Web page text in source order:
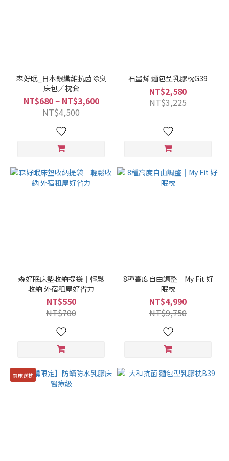
森好眠_日本銀纖維抗菌除臭
床包／枕套
NT$680 ~ NT$3,600
NT$4,500
石墨烯 麵包型乳膠枕G39
NT$2,580
NT$3,225
森好眠床墊收納提袋｜輕鬆
收納 外宿租屋好省力
NT$550
NT$700
8種高度自由調整｜My Fit 好
眠枕
NT$4,990
NT$9,750
買床送枕